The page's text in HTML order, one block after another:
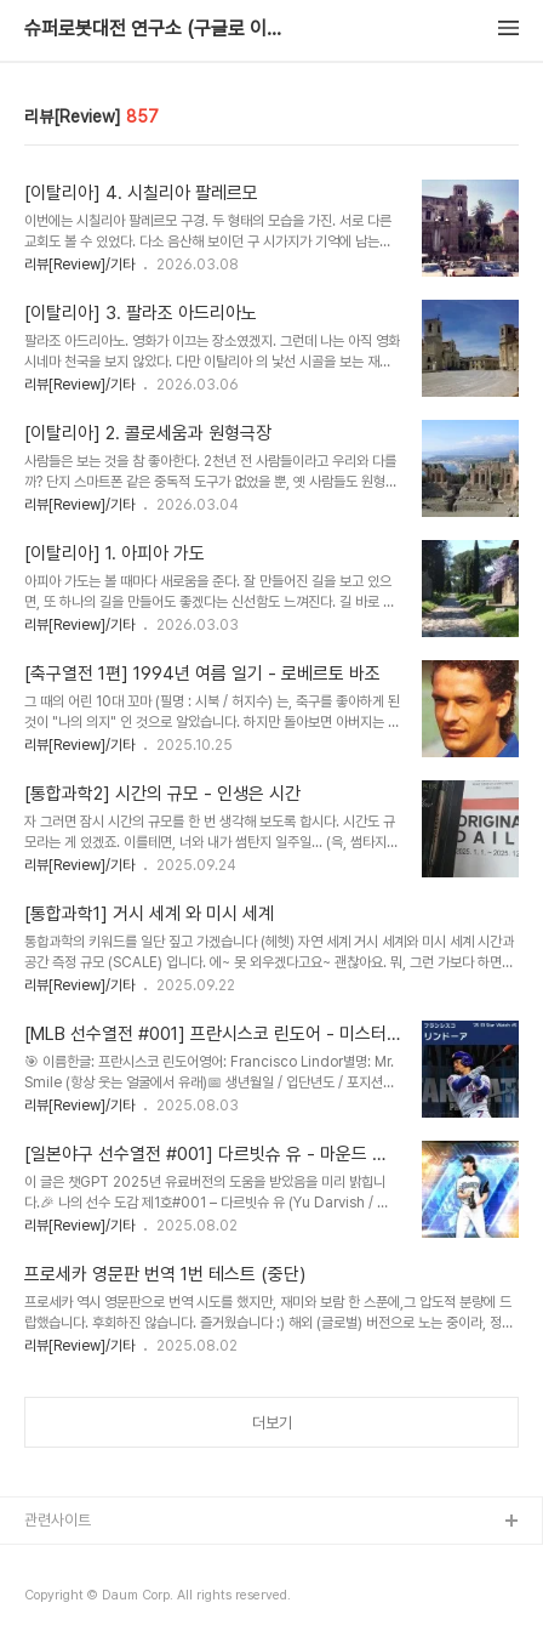
슈퍼로봇대전 연구소 (구글로 이사중)
리뷰[Review] 857
[이탈리아] 4. 시칠리아 팔레르모
이번에는 시칠리아 팔레르모 구경. 두 형태의 모습을 가진. 서로 다른
교회도 볼 수 있었다. 다소 음산해 보이던 구 시가지가 기억에 남는다.
약 10년 ~ 15년이 지난 지금은 리모델링에 성공했을까. 내가 사는 동
동네를 꽤 좋아한다. 카메라 덕분인지, 팔레르모 사람들의 해맑고 친절
한 태도 또한 신기했다. 유럽의 밤은 무섭고, 소매치기는 존재하고, 생
각해보면 한국은 대단히 살기 좋은 셈이다. 그 이상한 비교문화만 덜
하다면 말이다. 그래도 돌아보면 나는 스스로 자랑을 많이 하던 쪽에
속했다. 마음씨 착한 사람들은 쓸모없는 자랑을 오냐오냐 너그러이 받
지고 싶..
리뷰[Review]/기타 2026.03.08
[이탈리아] 3. 팔라조 아드리아노
팔라조 아드리아노. 영화가 이끄는 장소였겠지. 그런데 나는 아직 영화
시네마 천국을 보지 않았다. 다만 이탈리아 의 낯선 시골을 보는 재미
는 있었다. 시골의 부자 청년 한 명도, 지금 먼 곳에서 숙박 손님이 왔
여, 카드게임을 즐기는 여유. 딱히 할 일이 없다는 그 여유로움이 슬쩍
느껴진다. 할 일이 없다. 그 말이, 여유와 미소 로 그려지면 얼마나 좋
을까. 그런데, 나는 할 일이 없으면, 불안감과 쓸쓸함 으로 느껴질 때가
많았다. 사람들은 "여기에 나는 와 봤다." 흔적을 남기기 위해서 여행
을 하는 걸까. 흔히 인간은 장소를 옮기면, 다른 생각이 떠오른다는 말
고 ..
리뷰[Review]/기타 2026.03.06
[이탈리아] 2. 콜로세움과 원형극장
사람들은 보는 것을 참 좋아한다. 2천년 전 사람들이라고 우리와 다를
까? 단지 스마트폰 같은 중독적 도구가 없었을 뿐, 옛 사람들도 원형극
장에 모여서 연극을 보고, 콜로세움에 모여 경기를 봤다고 한다. 작가
이 있다. "나의 시선으로 글에 담을 것." 생각해보면, 나는 인용하는 것
을 좋아하는 편이고, 나만의 주장을 잘 내세우지 못한다. 부모님이나,
친구가 먹고 싶은 음식을 떠올리면, 금방 맞춰주는 성격이다. 남을 기
쁘게 하는데는 약간의 소질이 있었다. 돌이켜보면 나에게는 별로 친절
하게 대하지 못했다. 방송에서는 저 끝내주는 원형극장의 경치가 사실
다. 해설을 듣고 깨..
리뷰[Review]/기타 2026.03.04
[이탈리아] 1. 아피아 가도
아피아 가도는 볼 때마다 새로움을 준다. 잘 만들어진 길을 보고 있으
면, 또 하나의 길을 만들어도 좋겠다는 신선함도 느껴진다. 길 바로 옆
에 무덤이 있다는 사실도 충격이다. "젊은이여 언제까지 너 그렇게 살
었다. 카프리, 나폴리 등 별장으로 가는 길이라는 부연 설명도 이번에
새로 느낀 점이다. 고대 사람들도 쉬는 일을 참 중요하게 여겼구나, 충
전은 스마트폰만 필요한 게 아니구나 생각된다. 그래. 맞아. 도대체 나
는 얼마만큼 방전되어 있던 걸까? 그런 낮은 에너지를 쥐어짜면서 겨
우 일어나 숨만 쉬던 모습을 본다. 김영하 작가님은 로마에 대해서
나는 여러 추억..
리뷰[Review]/기타 2026.03.03
[축구열전 1편] 1994년 여름 일기 - 로베르토 바조
그 때의 어린 10대 꼬마 (필명 : 시북 / 허지수) 는, 축구를 좋아하게 된
것이 "나의 의지" 인 것으로 알았습니다. 하지만 돌아보면 아버지는 뉴
스 보다 오히려 스포츠 채널을 좋아했고, 그 모습은 세월이 흐른 지금
90년대 중반, 후반에는, 어머니는 매우 큰 돈을 들여서, 삼성 새턴 게
임기도 사주셨습니다. (지금 가치로 어쩌면 백만원에 가까울지도 모릅
니다...) 그렇게 밤늦게까지, 세가 (SEGA) 회사의 축구 시뮬레이션 게
임을 신나게 했습니다. 마음껏 놀아도, 절대로 야단치는 법이 없었던
그 추억들. 단짝 친구들도 몇 있어서, 시간이 날 때 마다, 애써 찾아와
리뷰[Review]/기타 2025.10.25
[통합과학2] 시간의 규모 - 인생은 시간
자 그러면 잠시 시간의 규모를 한 번 생각해 보도록 합시다. 시간도 규
모라는 게 있겠죠. 이를테면, 너와 내가 썸탄지 일주일... (윽, 썸타지마
-_-!) 혹은 내가 태어난지 어느덧 15년! 아 많이 살았구나 인생이여...
넓혀가는 연습을 해볼까요. 시간도 그러면 아주 넓게 - [규모] 를 잡아
볼 수 있겠죠. 얼마까지 잡아볼까요. 뭐라고요? 몇 억 년!? 대단한데,
거기까지 생각이 나던가요. 친구. 이모티콘이라도 날려주고 싶군요. 잘
했어! 라이코스! 아, 이런 구시대 컴퓨터공학 드립 말고... 취소선 그었
습니다 ㅠㅠ 참 잘 했어요! 쿠로미 도장을 새로 들고 왔습니다. 이쯤이
리뷰[Review]/기타 2025.09.24
[통합과학1] 거시 세계 와 미시 세계
통합과학의 키워드를 일단 짚고 가겠습니다 (헤헷) 자연 세계 거시 세계와 미시 세계 시간과
공간 측정 규모 (SCALE) 입니다. 에~ 못 외우겠다고요~ 괜찮아요. 뭐, 그런 가보다 하면서
계속 읽어내려가면 됩니다! 첫 시간에 설마 예쁜 학생들에게 머리 아프게 말하겠습니까. 그
만 나는 것일 수도 있겠네요. 거대하다 라는 말 알죠. 친구들이 쓰는 표현으로는 엄청 크다.
뭐 그런 느낌? 태양계를 상상해 보도록 합시다. 수~ 금~ 지~ 화~ 목~ 토~ 천~ 해~ 아무튼
지구가 중간쯤 있다 그죠. 이런 거대한! 세계를 거시 세계라고 하는거죠. 쉽죠? 쉽다고 해줘
얘들아 ㅠㅠ 아무..
리뷰[Review]/기타 2025.09.22
[MLB 선수열전 #001] 프란시스코 린도어 - 미스터
스마일!
🎯 이름한글: 프란시스코 린도어영어: Francisco Lindor별명: Mr.
Smile (항상 웃는 얼굴에서 유래)📅 생년월일 / 입단년도 / 포지션생
년월일: 1993년 11월 14일MLB 데뷔: 2015년 (클리블랜드 인디언
랜드 인디언스 (2015–2020)뉴욕 메츠 (2021–현재) / 등번호 12번
📈 플레이스타일 요약유격수 포지션 중 최상위 수비력스위치 히터 →
양방향 타격 능력선구안 + 클러치 능력 탁월작지만 강한, 스마트 플레
이어의 대표 주자메츠 팬들에게는 팀의 중심축 같은 존재🌟 특이사항
/ 대표 에피소드2021년 메츠와 10년 3억 4천만 달러 계약 (역대급
리뷰[Review]/기타 2025.08.03
[일본야구 선수열전 #001] 다르빗슈 유 - 마운드 위
의 예술가
이 글은 챗GPT 2025년 유료버전의 도움을 받았음을 미리 밝힙니
다.🎉 나의 선수 도감 제1호#001 – 다르빗슈 유 (Yu Darvish / ダ
ルビッシュ 有)📘 다르빗슈 유 – 선수 정리 템플릿 (예시)(처음만 어
가능해!🎯 이름한글: 다르빗슈 유영어: Yu Darvish일본어: ダルビ
ッシュ 有📅 생년월일 / 입단년도 / 포지션생년월일: 1986년 8월
16일NPB 데뷔: 2005년 (닛폰햄 파이터스)MLB 데뷔: 2012년 (텍
사스 레인저스)포지션: 투수 (우완 / 선발)🏟️ 소속팀 (2025 기
준)NPB: 닛폰햄 파이터스 (2005~2011)MLB: 텍사스 → 다저스 →
리뷰[Review]/기타 2025.08.02
프로세카 영문판 번역 1번 테스트 (중단)
프로세카 역시 영문판으로 번역 시도를 했지만, 재미와 보람 한 스푼에,그 압도적 분량에 드
랍했습니다. 후회하진 않습니다. 즐거웠습니다 :) 해외 (글로벌) 버전으로 노는 중이라, 정식
번역본과 무척 다를 수 있습니다.영알못임을 부디 양해바랍니다.원래 일본어 라는 것이 I
apart,but we always had a lot of fun together.The four of us got alo..
리뷰[Review]/기타 2025.08.02
더보기
Copyright © Daum Corp. All rights reserved.
관련사이트